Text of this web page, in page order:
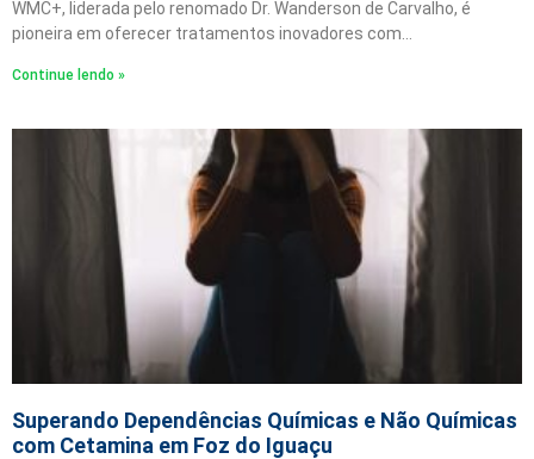
WMC+, liderada pelo renomado Dr. Wanderson de Carvalho, é
pioneira em oferecer tratamentos inovadores com…
Continue lendo »
Superando Dependências Químicas e Não Químicas
com Cetamina em Foz do Iguaçu